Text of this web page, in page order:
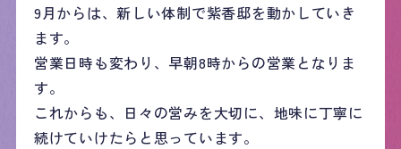
9月からは、新しい体制で紫香邸を動かしていき
ます。
営業日時も変わり、早朝8時からの営業となりま
す。
これからも、日々の営みを大切に、地味に丁寧に
続けていけたらと思っています。